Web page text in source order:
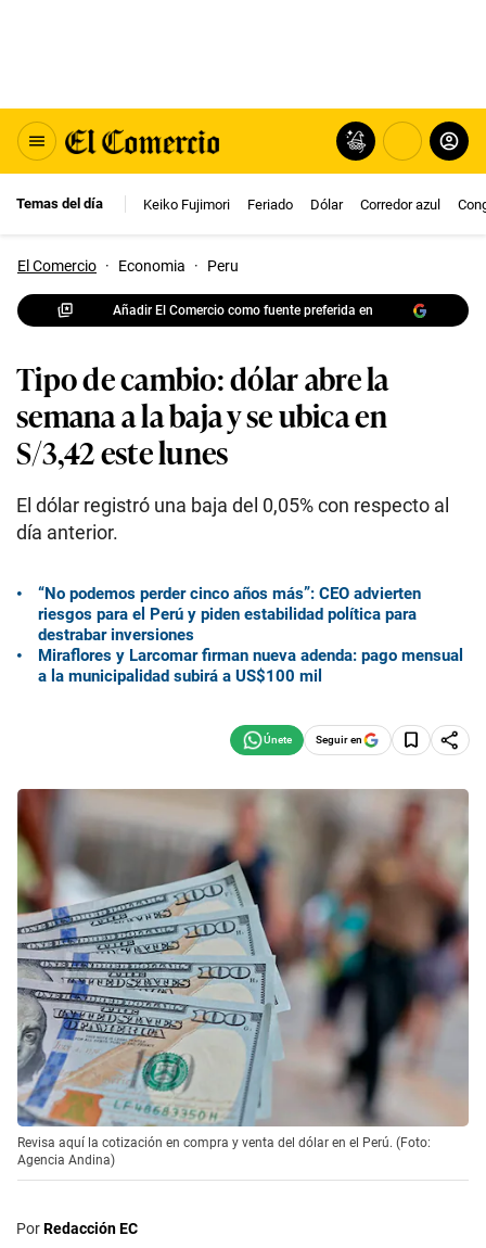
Temas del día Keiko Fujimori Feriado Dólar Corredor azul
El Comercio · Economia · Peru
Añadir El Comercio como fuente preferida en
Tipo de cambio: dólar abre la
semana a la baja y se ubica en
S/3,42 este lunes
El dólar registró una baja del 0,05% con respecto al
día anterior.
“No podemos perder cinco años más”: CEO advierten
riesgos para el Perú y piden estabilidad política para
destrabar inversiones
Miraflores y Larcomar firman nueva adenda: pago mensual
a la municipalidad subirá a US$100 mil
Seguir en
Revisa aquí la cotización en compra y venta del dólar en el Perú. (Foto:
Agencia Andina)
PorRedacción EC